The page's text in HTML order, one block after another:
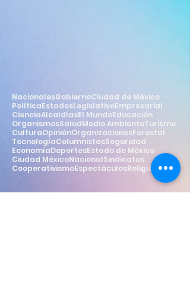
NacionalesGobiernoCiudad de México
PolíticaEstadosLegislativoEmpresarial
CienciaAlcaldíasEl MundoEducación
OrganismosSaludMedio AmbienteTurismo
CulturaOpiniónOrganizacionesForestal
TecnologíaColumnistasSeguridad
EconomíaDeportesEstado de México
Ciudad MéxicoNacionalSindicatos
CooperativismoEspectáculosReligión Estilo